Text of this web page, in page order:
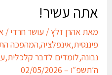
אתה עשיר!
מאתאהרן זלץ/עושר חרדי/
פיננסית,אינפלציה,המהפכה
נבונה,לומדים לדבר קלכלית,
ה׳תשפ״ו – 02/05/2026